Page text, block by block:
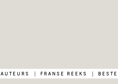
auteurs | franse reeks |